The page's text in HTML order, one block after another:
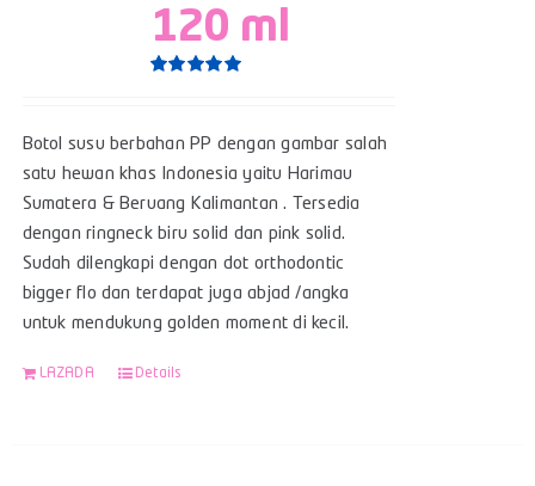
120 ml
Botol susu berbahan PP dengan gambar salah
satu hewan khas Indonesia yaitu Harimau
Sumatera & Beruang Kalimantan . Tersedia
dengan ringneck biru solid dan pink solid.
Sudah dilengkapi dengan dot orthodontic
bigger flo dan terdapat juga abjad /angka
untuk mendukung golden moment di kecil.
LAZADA Details